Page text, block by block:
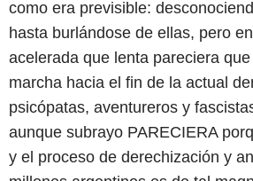
como era previsible:
hasta burlándose de ellas, pero
acelerada que lenta pareciera
marcha hacia el fin de la actual
psicópatas, aventureros y
aunque subrayo PARECIERA
y el proceso de derechización y